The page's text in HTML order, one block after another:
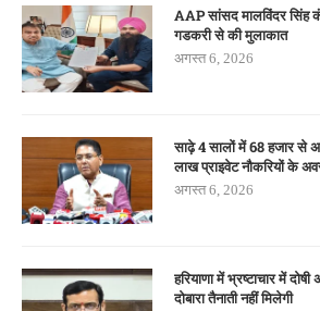
AAP सांसद मालविंदर सिंह
गडकरी से की मुलाकात
अगस्त 6, 2026
साढ़े 4 सालों में 68 हजार से
लाख प्राइवेट नौकरियों के
अगस्त 6, 2026
हरियाणा में भ्रष्टाचार में
दोबारा तैनाती नहीं मिलेगी